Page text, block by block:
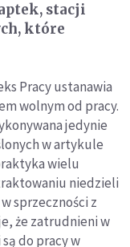
stacji
które
Pracy ustanawia
wolnym od pracy.
jedynie
w artykule
wielu
niedzieli
sprzeczności z
że zatrudnieni w
do pracy w